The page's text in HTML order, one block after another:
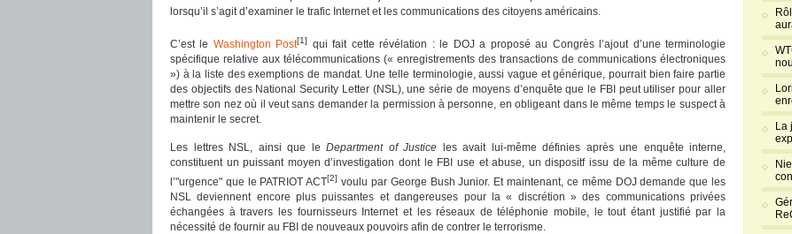
lorsqu’il s’agit d’examiner le trafic Internet et les communications des citoyens américains.
C’est le Washington Post[1]
qui fait cette révélation : le DOJ a proposé au Congrès l’ajout d’une terminologie
spécifique relative aux télécommunications (« enregistrements des transactions de communications électroniques
») à la liste des exemptions de mandat. Une telle terminologie, aussi vague et générique, pourrait bien faire partie
des objectifs des National Security Letter (NSL), une série de moyens d’enquête que le FBI peut utiliser pour aller
mettre son nez où il veut sans demander la permission à personne, en obligeant dans le même temps le suspect à
maintenir le secret.
Les lettres NSL, ainsi que le Department of Justice les avait lui-même définies après une enquête interne,
constituent un puissant moyen d’investigation dont le FBI use et abuse, un dispositf issu de la même culture de
l’"urgence" que le PATRIOT ACT[2] voulu par George Bush Junior. Et maintenant, ce même DOJ demande que les
NSL deviennent encore plus puissantes et dangereuses pour la « discrétion » des communications privées
échangées à travers les fournisseurs Internet et les réseaux de téléphonie mobile, le tout étant justifié par la
nécessité de fournir au FBI de nouveaux pouvoirs afin de contrer le terrorisme.
La